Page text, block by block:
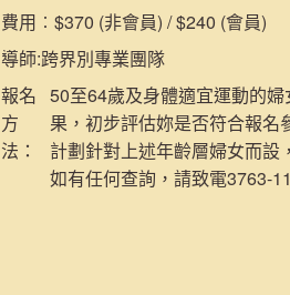
費用︰ $370 (非會員) / $240 (會員)
導師:跨界別專業團隊
報名
方
法：
50至64歲及身體適宜運動的
果，初步評估妳是否符合報名
計劃針對上述年齡層婦女而設
如有任何查詢，請致電3763-